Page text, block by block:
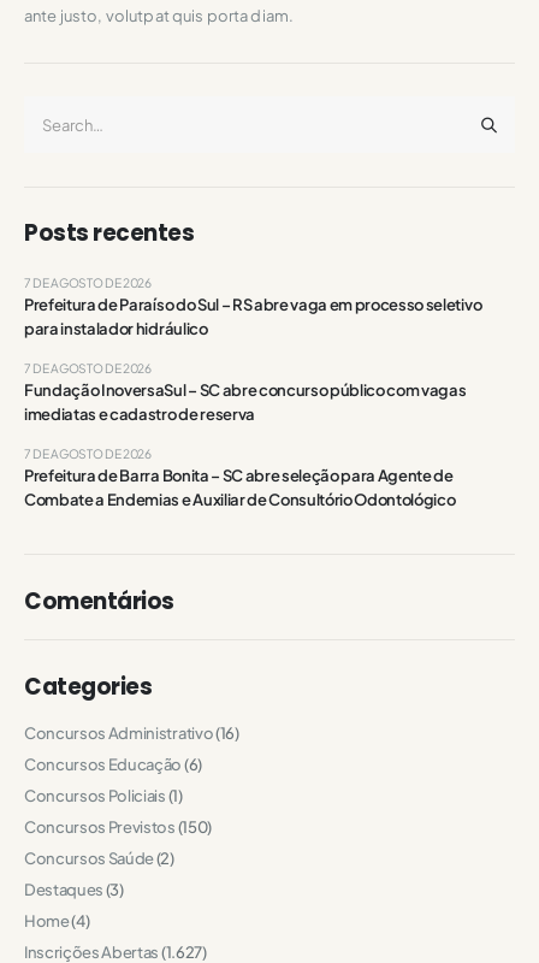
ante justo, volutpat quis porta diam.
Posts recentes
Prefeitura de Paraíso do Sul – RS abre vaga em processo seletivo
para instalador hidráulico
7 DE AGOSTO DE 2026
Fundação InoversaSul – SC abre concurso público com vagas
imediatas e cadastro de reserva
7 DE AGOSTO DE 2026
Prefeitura de Barra Bonita – SC abre seleção para Agente de
Combate a Endemias e Auxiliar de Consultório Odontológico
7 DE AGOSTO DE 2026
Comentários
Categories
Concursos Administrativo(16)
Concursos Educação(6)
Concursos Policiais(1)
Concursos Previstos(150)
Concursos Saúde(2)
Destaques(3)
Home(4)
Inscrições Abertas(1.627)